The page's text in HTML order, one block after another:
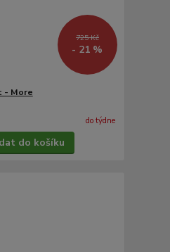
725 Kč
- 21 %
- More
do týdne
do košíku